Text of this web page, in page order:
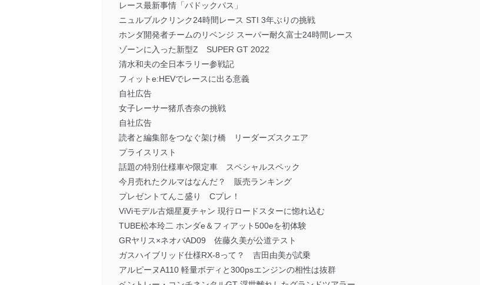
レース最新事情「パドックパス」
ニュルブルクリンク24時間レース STI 3年ぶりの挑戦
ホンダ開発者チームのリベンジ スーパー耐久富士24時間レース
ゾーンに入った新型Z SUPER GT 2022
清水和夫の全日本ラリー参戦記
フィットe:HEVでレースに出る意義
自社広告
女子レーサー猪爪杏奈の挑戦
自社広告
読者と編集部をつなぐ架け橋 リーダーズスクエア
プライスリスト
話題の特別仕様車や限定車 スペシャルスペック
今月売れたクルマはなんだ？ 販売ランキング
プレゼントてんこ盛り Cプレ！
ViViモデル古畑星夏チャン 現行ロードスターに惚れ込む
TUBE松本玲二 ホンダe＆フィアット500eを初体験
GRヤリス×ネオバAD09 佐藤久美が公道テスト
ガスハイブリッド仕様RX-8って？ 吉田由美が試乗
アルピーヌA110 軽量ボディと300psエンジンの相性は抜群